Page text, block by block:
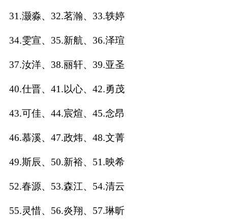
蛇年起名
龙年起名
取
名
字
典
31.灏淼、32.茗瀚、33.轶婷
34.雯宣、35.新航、36.泽瑄
37.汝洋、38.丽轩、39.亚圣
40.仕晋、41.以心、42.勇茂
43.可佳、44.宸煊、45.念昂
46.慕溪、47.政炜、48.文菁
49.斯辰、50.新裕、51.映希
52.春源、53.森江、54.清云
55.灵惜、56.炎翔、57.琳昕